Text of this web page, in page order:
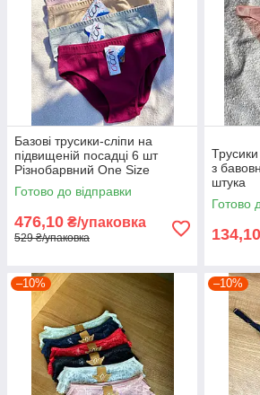
Базові трусики-сліпи на
підвищеній посадці 6 шт
Різнобарвний One Size
Готово до відправки
476,10 ₴/упаковка
529 ₴/упаковка
з
штука
Готово
134,10
–10% –10%